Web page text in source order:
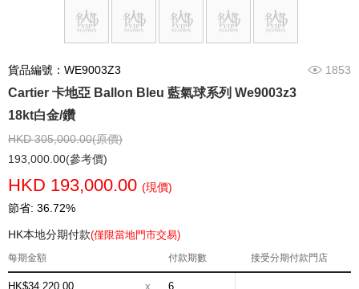
貨品編號：WE9003Z3 1853
Cartier 卡地亞 Ballon Bleu 藍氣球系列 We9003z3
18kt白金/鑽
HKD 305,000.00(原價)
193,000.00(參考價)
HKD 193,000.00 (現價)
節省: 36.72%
HK本地分期付款(僅限當地門市交易)
每期金額 付款期數 接受分期付款門店
HK$34,220.00 x 6